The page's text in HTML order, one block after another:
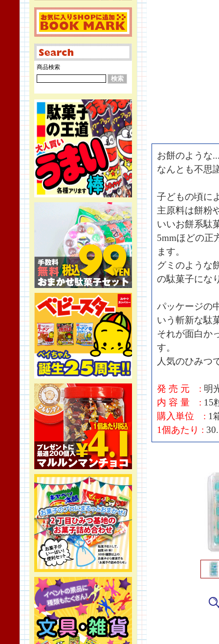
商品検索
お餅のような
なんとも不思
子どもの頃に
主原料は餅粉
いいお餅系駄
5mmほどの正
ます。
グミのような
の駄菓子にな
パッケージの
いう斬新な駄
それが面白か
す。
人気のひみつ
発 売 元 : 明
内 容 量 : 15
購入単位 : 1
1個あたり :